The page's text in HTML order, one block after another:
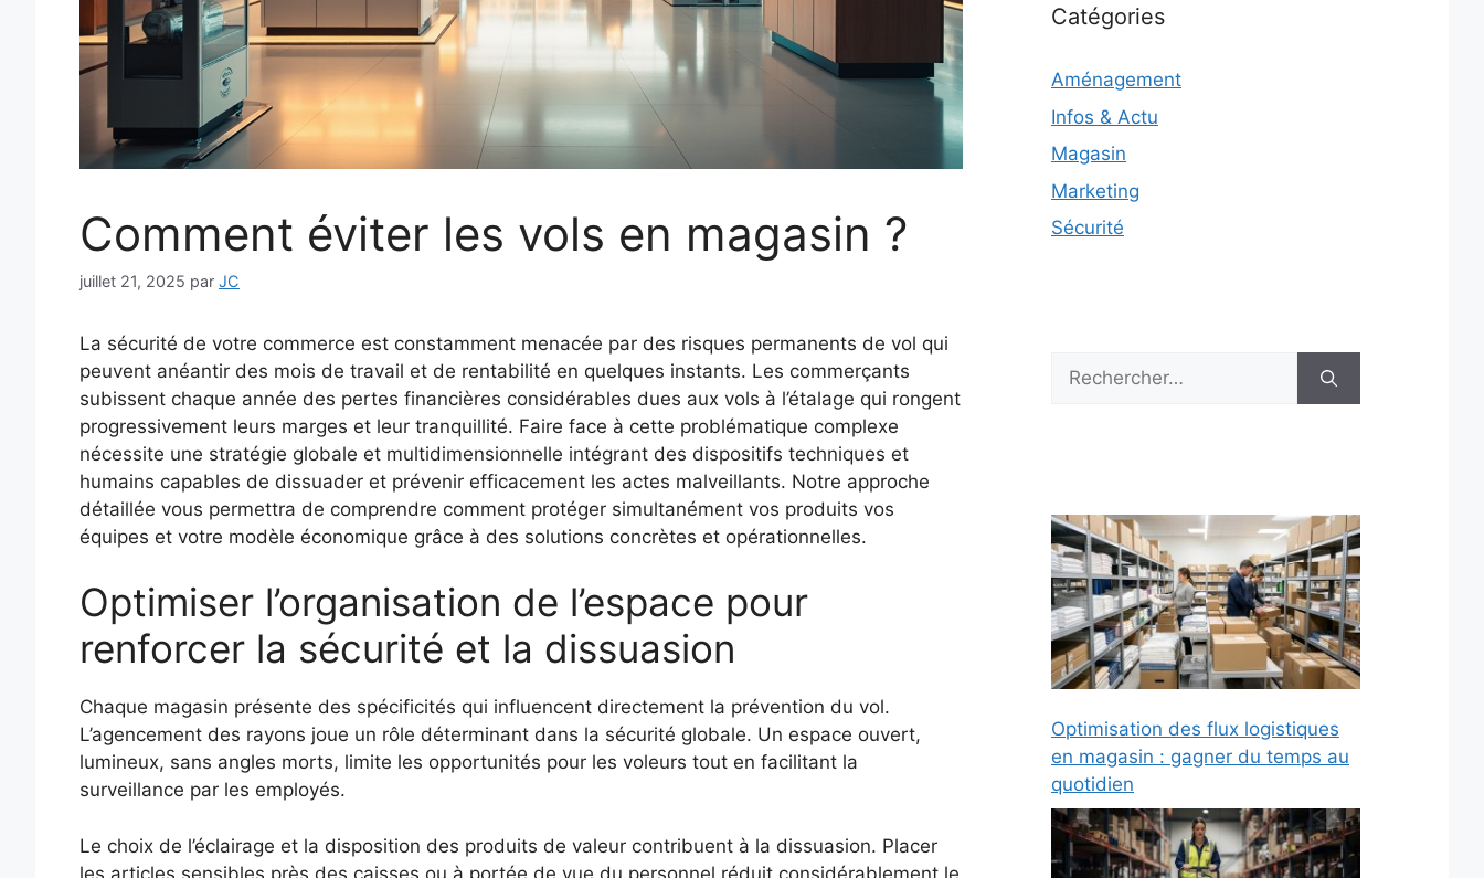
Comment éviter les vols en magasin ?
juillet 21, 2025 par JC
La sécurité de votre commerce est constamment menacée par des risques permanents de vol qui
peuvent anéantir des mois de travail et de rentabilité en quelques instants. Les commerçants
subissent chaque année des pertes financières considérables dues aux vols à l’étalage qui rongent
progressivement leurs marges et leur tranquillité. Faire face à cette problématique complexe
nécessite une stratégie globale et multidimensionnelle intégrant des dispositifs techniques et
humains capables de dissuader et prévenir efficacement les actes malveillants. Notre approche
détaillée vous permettra de comprendre comment protéger simultanément vos produits vos
équipes et votre modèle économique grâce à des solutions concrètes et opérationnelles.
Optimiser l’organisation de l’espace pour
renforcer la sécurité et la dissuasion
Chaque magasin présente des spécificités qui influencent directement la prévention du vol.
L’agencement des rayons joue un rôle déterminant dans la sécurité globale. Un espace ouvert,
lumineux, sans angles morts, limite les opportunités pour les voleurs tout en facilitant la
surveillance par les employés.
Le choix de l’éclairage et la disposition des produits de valeur contribuent à la dissuasion. Placer
les articles sensibles près des caisses ou à portée de vue du personnel réduit considérablement le
Catégories
Aménagement
Infos & Actu
Magasin
Marketing
Sécurité
Rechercher :
Optimisation des flux logistiques
en magasin : gagner du temps au
quotidien